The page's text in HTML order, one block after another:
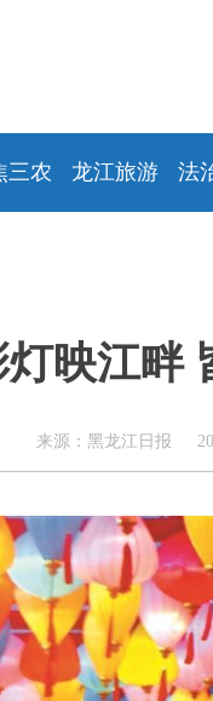
三农 龙江旅游 法
映江畔
来源：黑龙江日报